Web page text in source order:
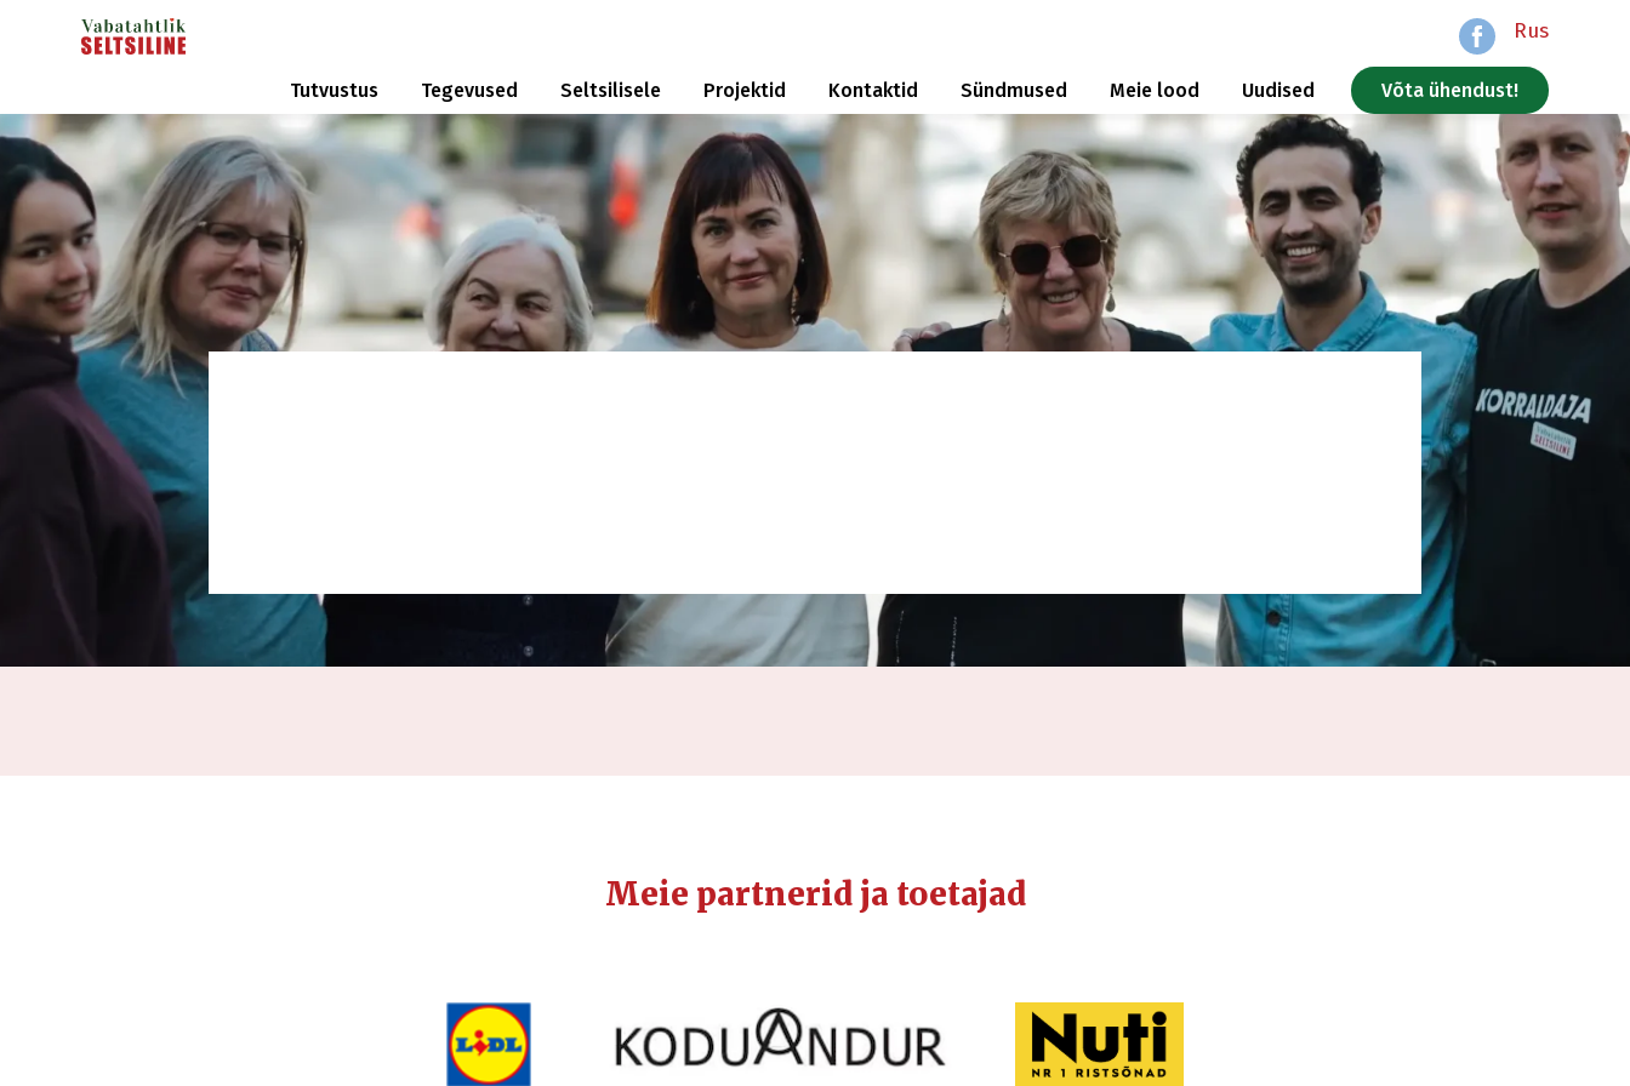
Rus
Tutvustus Tegevused Seltsilisele Projektid Kontaktid Sündmused Meie lood Uudised Võta ühendust!
Meie partnerid ja toetajad